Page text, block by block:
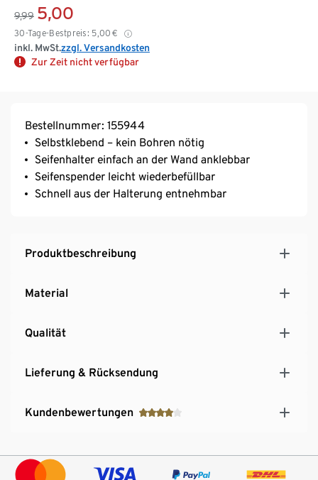
9,99 5,00
30-Tage-Bestpreis: 5,00 €
inkl. MwSt.zzgl. Versandkosten
Zur Zeit nicht verfügbar
Bestellnummer: 155944
Selbstklebend – kein Bohren nötig
Seifenhalter einfach an der Wand anklebbar
Seifenspender leicht wiederbefüllbar
Schnell aus der Halterung entnehmbar
Produktbeschreibung
Material
Qualität
Lieferung & Rücksendung
Kundenbewertungen